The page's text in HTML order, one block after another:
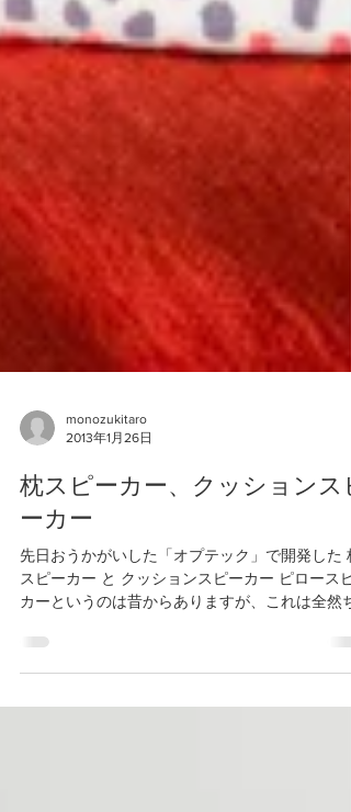
2013年1月26日
枕スピーカー、クッションス
ーカー
先日おうかがいした「オプテック」で開発した
スピーカー と クッションスピーカー ピロースピー
カーというのは昔からありますが、これは全然ち
です。...